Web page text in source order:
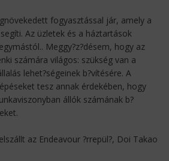
fogyasztással jár, amely a
Az üzletek és a háztartások
Meggy?z?désem, hogy az
számára világos: szükség van a
lehet?ségeinek b?vítésére. A
tesz annak érdekében, hogy
állók számának b?
az Endeavour ?rrepül?, Doi Takao